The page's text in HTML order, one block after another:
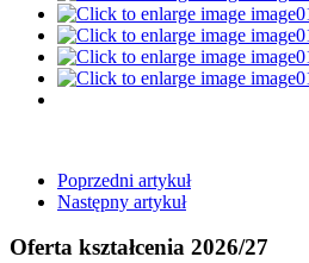
Poprzedni artykuł
Następny artykuł
Oferta kształcenia 2026/27